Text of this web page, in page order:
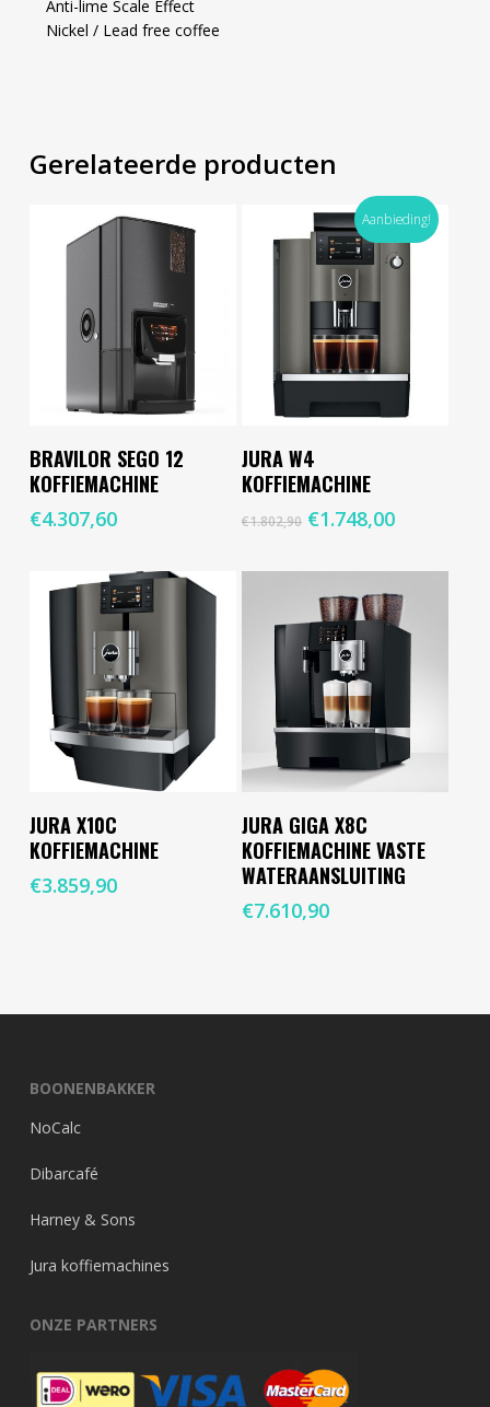
Anti-lime Scale Effect
Nickel / Lead free coffee
Gerelateerde producten
Toevoegen Aan
Winkelwagen
BRAVILOR SEGO 12
KOFFIEMACHINE
€4.307,60
Aanbieding!
Toevoegen Aan
Winkelwagen
JURA W4
KOFFIEMACHINE
€1.802,90 Oorspronkelijke
was:
€1.802,90.
€1.748,00Huidige
is:
€1.748,00.
Toevoegen Aan
Winkelwagen
JURA X10C
KOFFIEMACHINE
€3.859,90
Toevoegen Aan
Winkelwagen
JURA GIGA X8C
KOFFIEMACHINE VASTE
WATERAANSLUITING
€7.610,90
BOONENBAKKER
NoCalc
Dibarcafé
Harney & Sons
Jura koffiemachines
ONZE PARTNERS